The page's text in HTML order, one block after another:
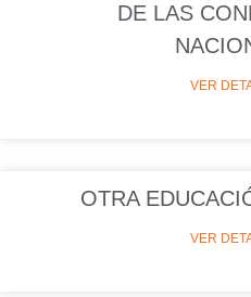
DE LAS
VER
OTRA
VER